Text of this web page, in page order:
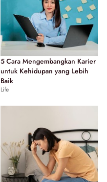
5 Cara Mengembangkan Karier
untuk Kehidupan yang Lebih
Baik
Life